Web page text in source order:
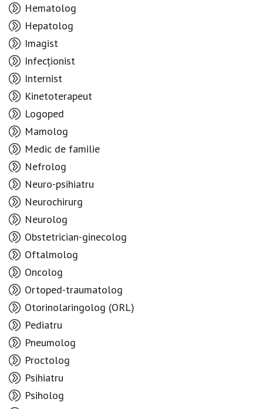
Hematolog
Hepatolog
Imagist
Infecționist
Internist
Kinetoterapeut
Logoped
Mamolog
Medic de familie
Nefrolog
Neuro-psihiatru
Neurochirurg
Neurolog
Obstetrician-ginecolog
Oftalmolog
Oncolog
Ortoped-traumatolog
Otorinolaringolog (ORL)
Pediatru
Pneumolog
Proctolog
Psihiatru
Psiholog